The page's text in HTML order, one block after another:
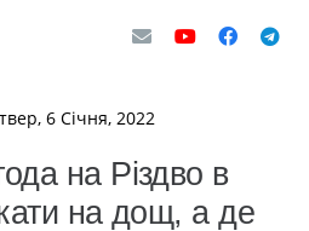
6 Січня, 2022
на Різдво в
на дощ, а де